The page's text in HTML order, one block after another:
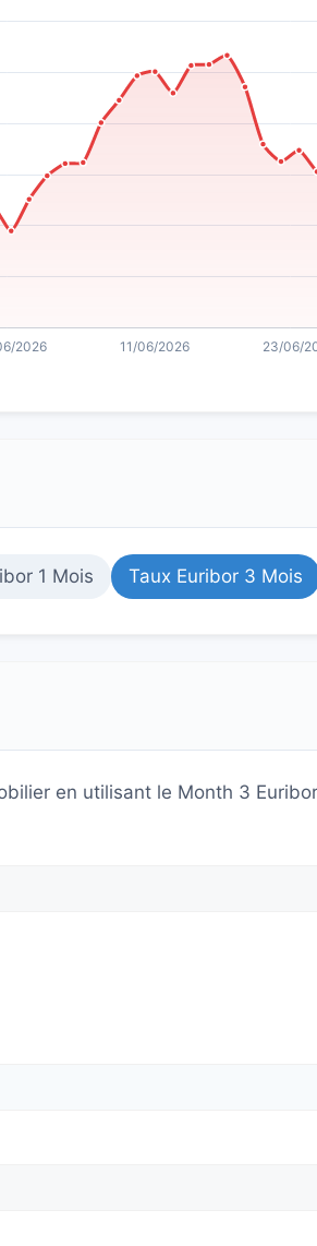
1 Mois Taux Euribor 3 Mois
en utilisant le Month 3